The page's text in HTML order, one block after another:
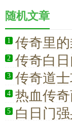
随机文章
1 传奇里
2 传奇白
3 传奇道
4 热血传
5 白日门